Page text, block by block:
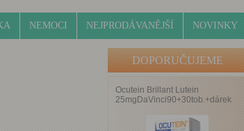
NEMOCI NEJPRODÁVANĚJŠÍ NOVINKY
DOPORUČUJEME
Ocutein Brillant Lutein
25mgDaVinci90+30tob.+dárek